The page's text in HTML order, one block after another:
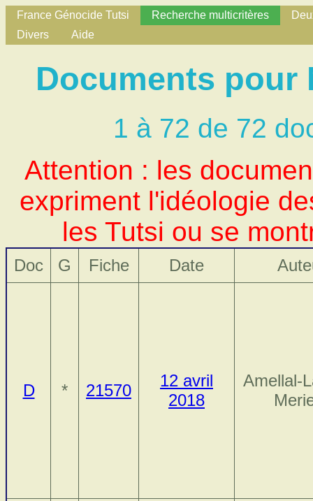
France Génocide Tutsi Recherche multicritères
Divers
Aide
Documents pour
1 à 72 de 72
Attention : les
expriment l'idéologie
les Tutsi ou se
Doc G Fiche Date
D * 21570
12 avril
2018
Amellal-